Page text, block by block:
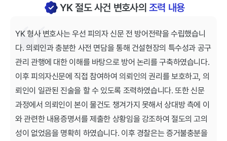
YK 절도 사건 변호사의조력 내용
YK 형사 변호사는 우선 피의자 신문 전 방어전략을 수립​했습니
다. 의뢰인과 충분한 사전 면담을 통해 건설현장의 특수성과 공구
관리 관행에 대한 이해를 바탕으로 방어 논리를 구축하였습니다.
이후 피의자신문에 직접 참여하여 의뢰인의 권리를 보호하고, 의
뢰인이 일관된 진술을 할 수 있도록 조력하였습니다. 또한 신문
과정에서 의뢰인이 본이 물건도 챙겨가지 못해서 상대방 측에 이
와 관련한 내용증명서를 제출한 상황임을 강조하여 절도의 고의
성이 없었음을 명확히 하였습니다. 이후 경찰은는 ​증거불충분​을